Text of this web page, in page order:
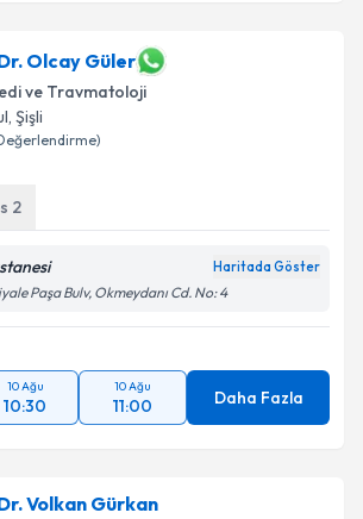
Olcay Güler
ve Travmatoloji
, Şişli
2
Haritada Göster
Paşa Bulv, Okmeydanı Cd. No: 4
10 Ağu
10:30
10 Ağu
11:00 Daha Fazla
Volkan Gürkan